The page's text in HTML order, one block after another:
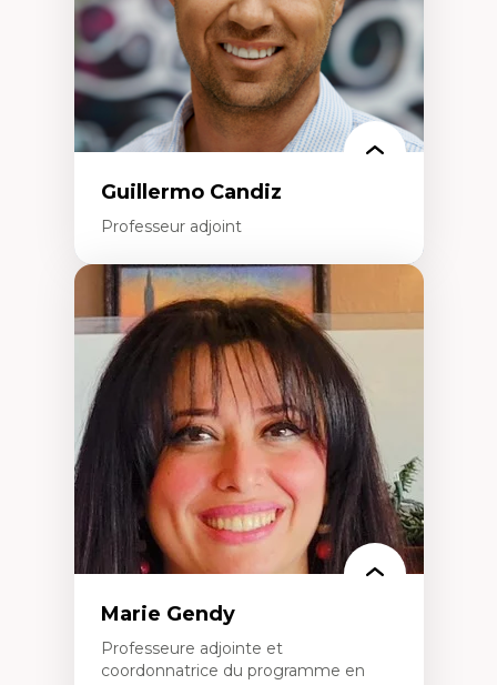
Guillermo Candiz
Professeur adjoint
Expertises
Trajectoires migratoires
Migrations forcées
Études des frontières; Enjeux géopolitiques
des migrations
Politiques migratoires
Réfugiés
Demandeurs d’asile
Migrations irrégulières
Migrations temporaires
Migration et changement climatique
Migration et développement
Marie Gendy
Professeure adjointe et
coordonnatrice du programme en